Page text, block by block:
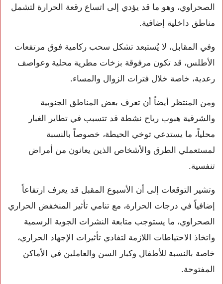
الصحراوي، وهو ما قد يؤدي إلى اتساع رقعة الحرارة لتشمل
مناطق داخلية إضافية.
وفي المقابل، لا يُستبعد تشكل سحب ركامية فوق مرتفعات
الأطلس، قد تكون مرفوقة بزخات مطرية محلية وعواصف
رعدية، خاصة خلال فترات الزوال والمساء.
ومن المنتظر أيضاً أن تعرف بعض المناطق الجنوبية
والشرقية هبوب رياح نشطة قد تتسبب في تطاير الغبار
محلياً، ما يستدعي توخي الحيطة، خصوصاً بالنسبة
لمستعملي الطرق والأشخاص الذين يعانون من أمراض
تنفسية.
وتشير التوقعات إلى أن الأسبوع المقبل قد يعرف ارتفاعاً
إضافياً في درجات الحرارة، مع تنامي تأثير المنخفض الحراري
الصحراوي، ما يستوجب متابعة النشرات الجوية الرسمية
واتخاذ الاحتياطات اللازمة لتفادي تأثيرات الإجهاد الحراري،
خاصة بالنسبة للأطفال وكبار السن والعاملين في الأماكن
المفتوحة.